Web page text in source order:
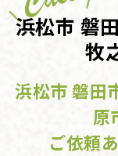
浜松市 磐
牧
浜松市 磐田
原
ご依頼